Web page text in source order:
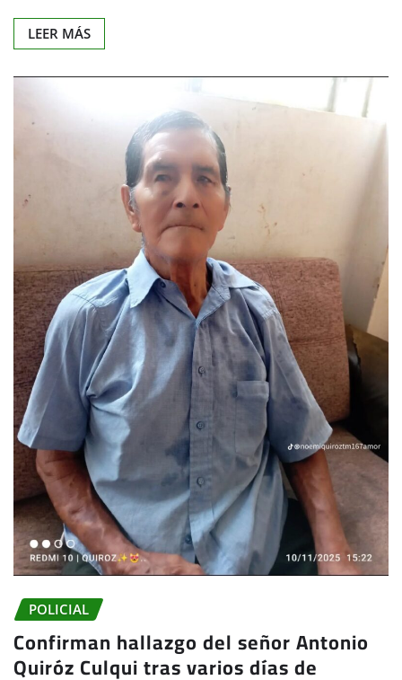
LEER MÁS
POLICIAL
Confirman hallazgo del señor Antonio
Quiróz Culqui tras varios días de